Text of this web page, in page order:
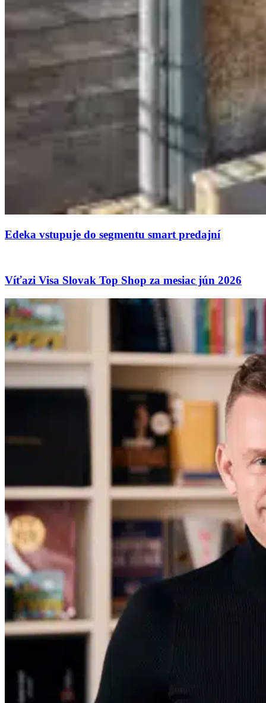
Edeka vstupuje do segmentu smart predajní
Víťazi Visa Slovak Top Shop za mesiac jún 2026